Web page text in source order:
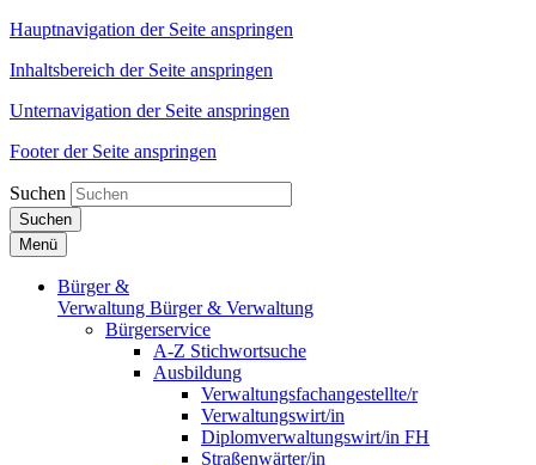
Hauptnavigation der Seite anspringen
Inhaltsbereich der Seite anspringen
Unternavigation der Seite anspringen
Footer der Seite anspringen
Suchen
Suchen
Menü
Bürger &
Verwaltung Bürger & Verwaltung
Bürgerservice
A-Z Stichwortsuche
Ausbildung
Verwaltungsfachangestellte/r
Verwaltungswirt/in
Diplomverwaltungswirt/in FH
Straßenwärter/in